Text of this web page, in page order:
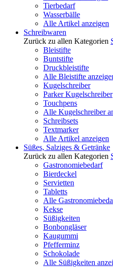
Tierbedarf
Wasserbälle
Alle Artikel anzeigen
Schreibwaren
Zurück zu allen Kategorien
Bleistifte
Buntstifte
Druckbleistifte
Alle Bleistifte
Kugelschreiber
Parker Kugelschreiber
Touchpens
Alle Kugelschreiber
Schreibsets
Textmarker
Alle Artikel anzeigen
Süßes, Salziges & Getränke
Zurück zu allen Kategorien
Gastronomiebedarf
Bierdeckel
Servietten
Tabletts
Alle
Kekse
Süßigkeiten
Bonbongläser
Kaugummi
Pfefferminz
Schokolade
Alle Süßigkeiten